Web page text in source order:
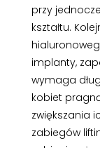
przy
kształtu.
implanty,
wymaga
kobiet
zwiększania
zabiegów